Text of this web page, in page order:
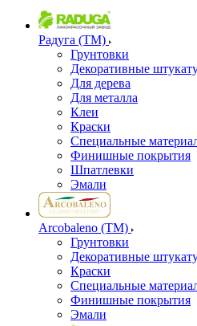
Радуга (ТМ)
Грунтовки
Декоративные
Для дерева
Для металла
Клеи
Краски
Специальные
Финишные покрытия
Шпатлевки
Эмали
Arcobaleno (ТМ)
Грунтовки
Декоративные
Краски
Специальные
Финишные покрытия
Эмали